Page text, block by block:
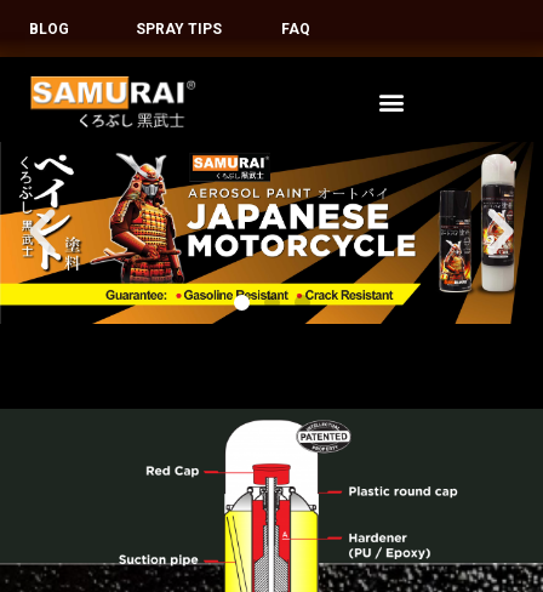
BLOG SPRAY TIPS FAQ